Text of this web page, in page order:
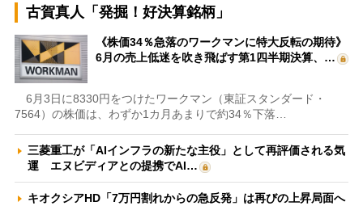
古賀真人「発掘！好決算銘柄」
《株価34％急落のワークマンに特大反転の期待》
6月の売上低迷を吹き飛ばす第1四半期決算、…
6月3日に8330円をつけたワークマン（東証スタンダード・
7564）の株価は、わずか1カ月あまりで約34％下落…
三菱重工が「AIインフラの新たな主役」として再評価される気
運 エヌビディアとの提携でAI…
キオクシアHD「7万円割れからの急反発」は再びの上昇局面へ